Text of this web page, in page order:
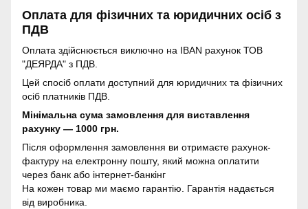
Оплата для фізичних та юридичних осіб з
ПДВ
Оплата здійснюється виключно на IBAN рахунок ТОВ
"ДЕЯРДА" з ПДВ.
Цей спосіб оплати доступний для юридичних та фізичних
осіб платників ПДВ.
Мінімальна сума замовлення для виставлення
рахунку — 1000 грн.
Після оформлення замовлення ви отримаєте рахунок-
фактуру на електронну пошту, який можна оплатити
через банк або інтернет-банкінг
На кожен товар ми маємо гарантію. Гарантія надається
від виробника.